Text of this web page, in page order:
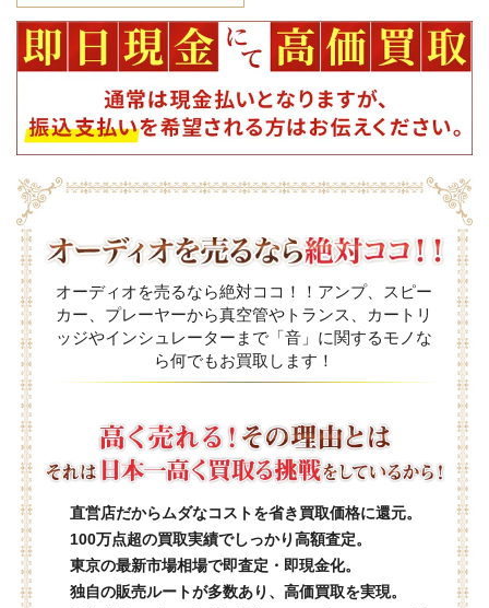
オーディオを売るなら絶対ココ！！アンプ、スピー
カー、プレーヤーから真空管やトランス、カートリ
ッジやインシュレーターまで「音」に関するモノな
ら何でもお買取します！
直営店だからムダなコストを省き買取価格に還元。
100万点超の買取実績でしっかり高額査定。
東京の最新市場相場で即査定・即現金化。
独自の販売ルートが多数あり、高価買取を実現。